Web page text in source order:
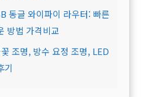
동글 와이파이 라우터: 빠른
방법 가격비교
조명, 방수 요정 조명, LED
기